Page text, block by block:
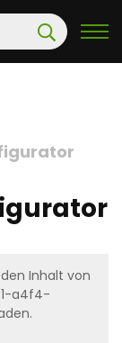
Inhalt von
a4f4-